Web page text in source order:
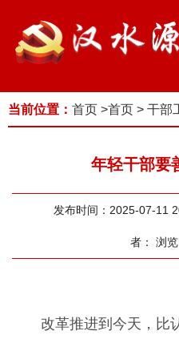
当前位置： 首页 >首页 > 干部
年轻干部要
发布时间：2025-07-11
者： 浏览
改革推进到今天，比